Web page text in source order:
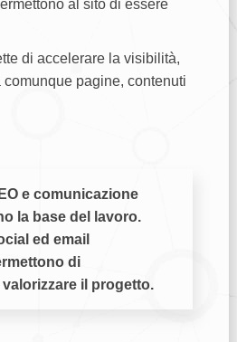
al sito di essere
di accelerare la visibilità,
pagine, contenuti
e comunicazione
la base del lavoro.
ed email
di
il progetto.